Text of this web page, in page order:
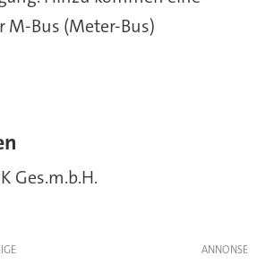
M-Bus (Meter-Bus)
Ges.m.b.H.